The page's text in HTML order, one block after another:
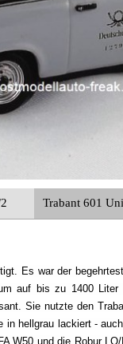
Trabant 601
Es war der
auf bis zu 1400
Sie nutzte den
in hellgrau lackiert -
W50 und die Robur